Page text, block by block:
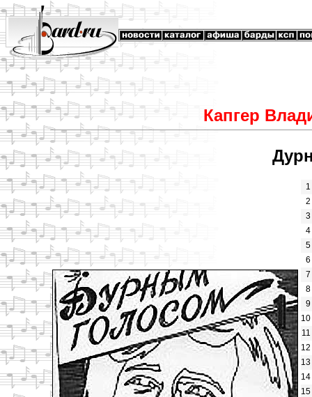
Капгер
1
2
3
4
5
6
7
8
9
10
11
12
13
14
15